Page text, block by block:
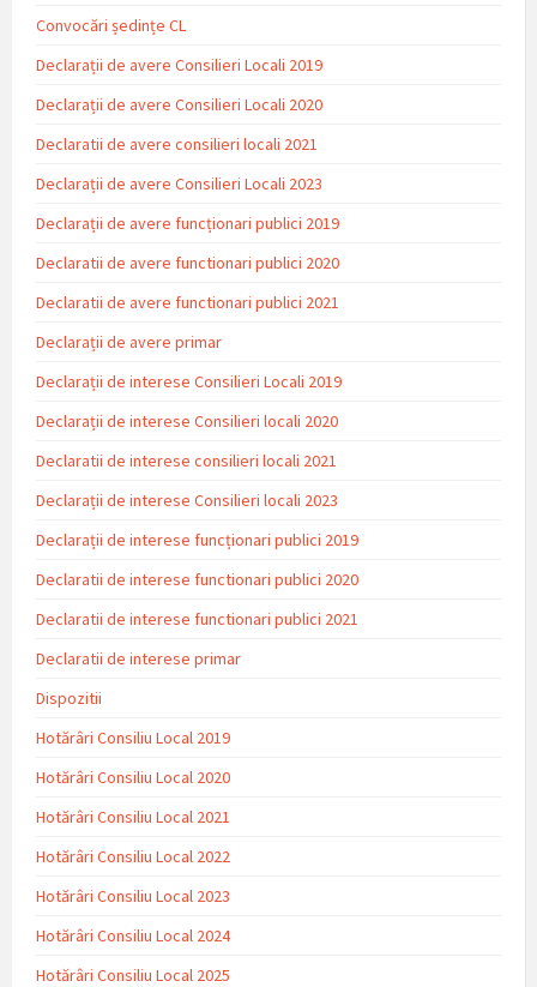
Convocări ședințe CL
Declarații de avere Consilieri Locali 2019
Declarații de avere Consilieri Locali 2020
Declaratii de avere consilieri locali 2021
Declarații de avere Consilieri Locali 2023
Declarații de avere funcționari publici 2019
Declaratii de avere functionari publici 2020
Declaratii de avere functionari publici 2021
Declarații de avere primar
Declarații de interese Consilieri Locali 2019
Declarații de interese Consilieri locali 2020
Declaratii de interese consilieri locali 2021
Declarații de interese Consilieri locali 2023
Declarații de interese funcționari publici 2019
Declaratii de interese functionari publici 2020
Declaratii de interese functionari publici 2021
Declaratii de interese primar
Dispozitii
Hotărâri Consiliu Local 2019
Hotărâri Consiliu Local 2020
Hotărâri Consiliu Local 2021
Hotărâri Consiliu Local 2022
Hotărâri Consiliu Local 2023
Hotărâri Consiliu Local 2024
Hotărâri Consiliu Local 2025